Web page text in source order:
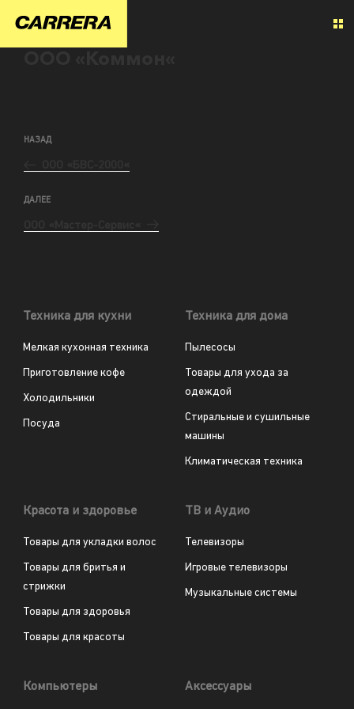
НАЗАД
ДАЛЕЕ
Техника для кухни
Мелкая кухонная техника
Приготовление кофе
Холодильники
Посуда
Техника для дома
Пылесосы
Товары для ухода за
одеждой
Стиральные и сушильные
машины
Климатическая техника
Красота и здоровье
Товары для укладки волос
Товары для бритья и
стрижки
Товары для здоровья
Товары для красоты
ТВ и Аудио
Телевизоры
Игровые телевизоры
Музыкальные системы
Компьютеры Аксессуары